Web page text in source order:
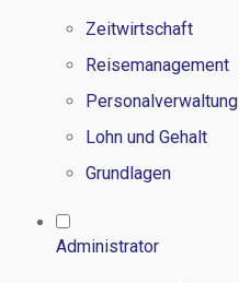
Zeitwirtschaft
Reisemanagement
Personalverwaltung
Lohn und Gehalt
Grundlagen
Administrator